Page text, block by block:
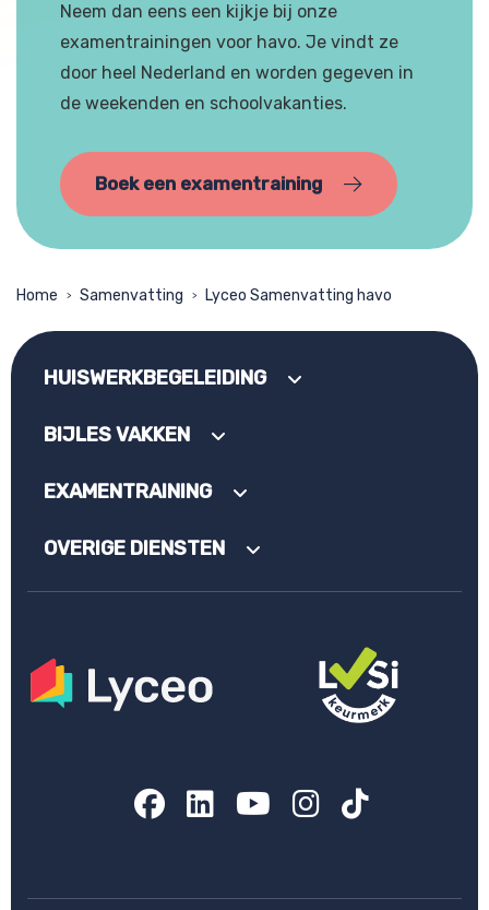
Neem dan eens een kijkje bij onze
examentrainingen voor havo. Je vindt ze
door heel Nederland en worden gegeven in
de weekenden en schoolvakanties.
Boek een examentraining
Home > Samenvatting > Lyceo Samenvatting havo
HUISWERKBEGELEIDING
BIJLES VAKKEN
EXAMENTRAINING
OVERIGE DIENSTEN
Facebook
LinkedIn
YouTube
Instagram
TikTok